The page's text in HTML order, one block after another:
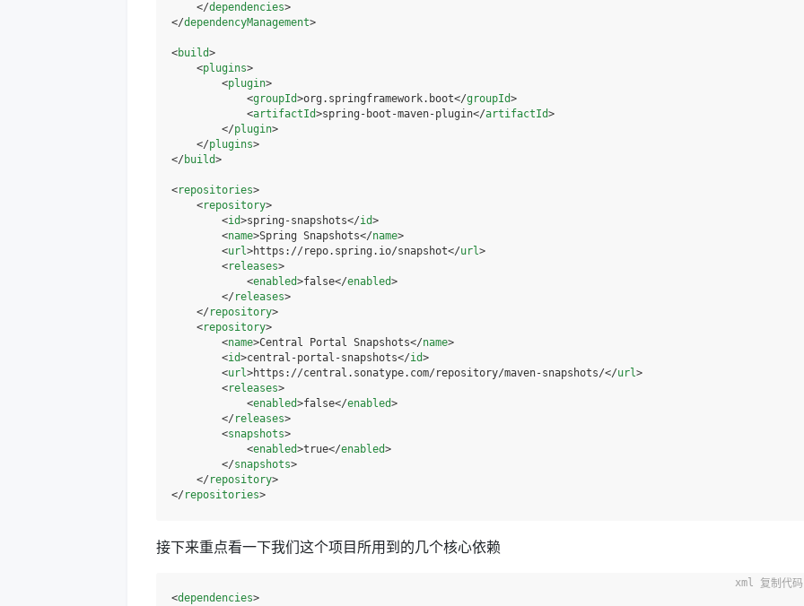
</dependencies>
</dependencyManagement>
<build>
<plugins>
<plugin>
<groupId>org.springframework.boot</groupId>
<artifactId>spring-boot-maven-plugin</artifactId>
</plugin>
</plugins>
</build>
<repositories>
<repository>
<id>spring-snapshots</id>
<name>Spring Snapshots</name>
<url>https://repo.spring.io/snapshot</url>
<releases>
<enabled>false</enabled>
</releases>
</repository>
<repository>
<name>Central Portal Snapshots</name>
<id>central-portal-snapshots</id>
<url>https://central.sonatype.com/repository/maven-snapshots/</url>
<releases>
<enabled>false</enabled>
</releases>
<snapshots>
<enabled>true</enabled>
</snapshots>
</repository>
</repositories>
接下来重点看一下我们这个项目所用到的几个核心依赖
<dependencies>
复制代码